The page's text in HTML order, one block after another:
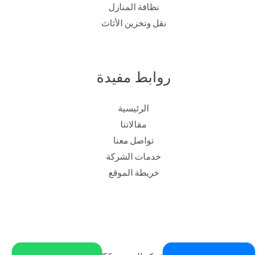
نظافة المنازل
نقل وتخزين الأثاث
روابط مفيدة
الرئيسية
مقالاتنا
تواصل معنا
خدمات الشركة
خريطة الموقع